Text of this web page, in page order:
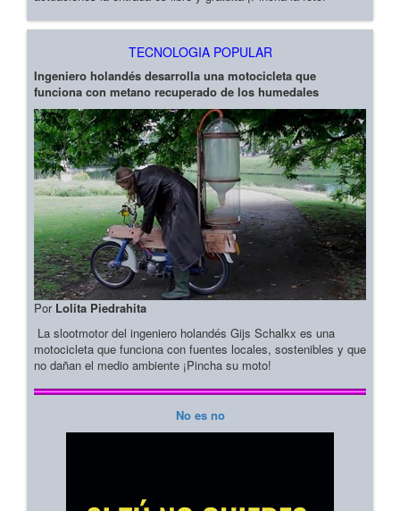
TECNOLOGIA POPULAR
Ingeniero holandés desarrolla una motocicleta que
funciona con metano recuperado de los humedales
Por Lolita Piedrahita
La slootmotor del ingeniero holandés Gijs Schalkx es una
motocicleta que funciona con fuentes locales, sostenibles y que
no dañan el medio ambiente ¡Pincha su moto!
No es no